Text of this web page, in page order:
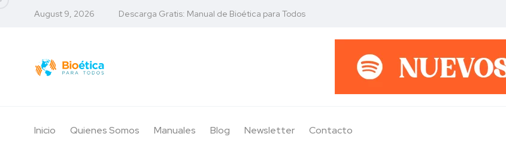
August 9, 2026 Descarga Gratis: Manual de Bioética para Todos
Inicio Quienes Somos Manuales Blog Newsletter Contacto